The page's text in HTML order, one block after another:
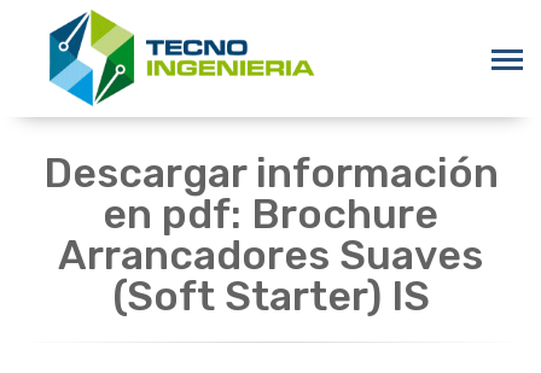
Descargar información
en pdf: Brochure
Arrancadores Suaves
(Soft Starter) IS